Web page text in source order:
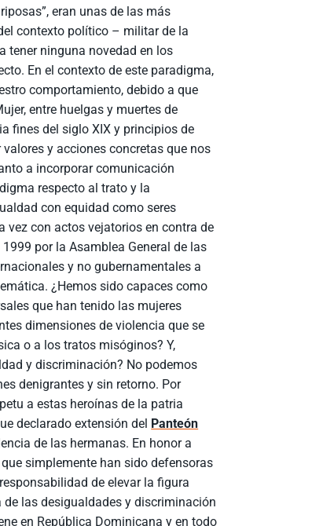
eran unas de las más
contexto político – militar de la
tener ninguna novedad en los
En el contexto de este paradigma,
comportamiento, debido a que
entre huelgas y muertes de
fines del siglo XIX y principios de
y acciones concretas que nos
a incorporar comunicación
respecto al trato y la
con equidad como seres
vez con actos vejatorios en contra de
por la Asamblea General de las
y no gubernamentales a
¿Hemos sido capaces como
que han tenido las mujeres
dimensiones de violencia que se
o a los tratos misóginos? Y,
y discriminación? No podemos
denigrantes y sin retorno. Por
a estas heroínas de la patria
declarado extensión del Panteón
de las hermanas. En honor a
simplemente han sido defensoras
de elevar la figura
las desigualdades y discriminación
en República Dominicana y en todo